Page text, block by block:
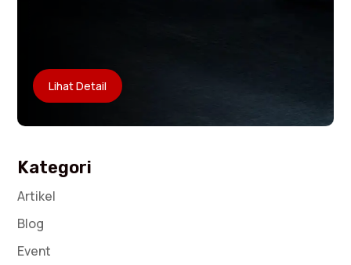
Lihat Detail
Kategori
Artikel
Blog
Event